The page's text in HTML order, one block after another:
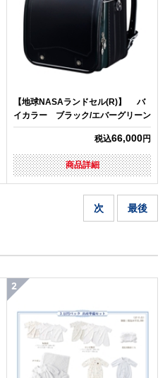
【地球NASAランドセル(R)】 バ
イカラー ブラック/エバーグリーン
税込66,000円
商品詳細
次 最後